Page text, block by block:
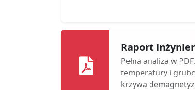
Raport
Pełna analiza w
temperatury i
krzywa